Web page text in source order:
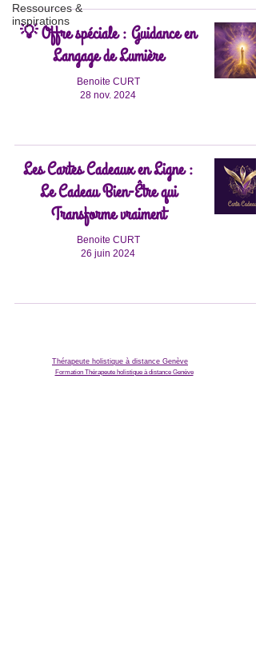
Ressources &
inspirations
💡 Offre spéciale : Guidance en
Langage de Lumière
Benoite CURT
28 nov. 2024
Les Cartes Cadeaux en Ligne :
Le Cadeau Bien-Être qui
Transforme vraiment
Benoite CURT
26 juin 2024
Formation Thérapeute holistique à distance Genève
Thérapeute holistique à distance Genève